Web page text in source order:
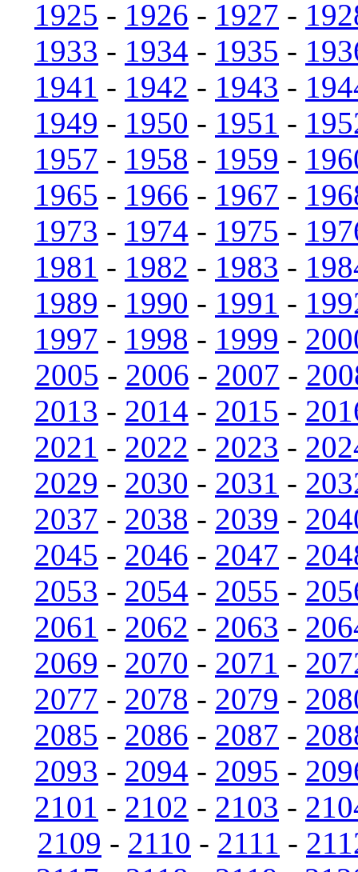
1925 - 1926 - 1927 -
1933 - 1934 - 1935 -
1941 - 1942 - 1943 -
1949 - 1950 - 1951 -
1957 - 1958 - 1959 -
1965 - 1966 - 1967 -
1973 - 1974 - 1975 -
1981 - 1982 - 1983 -
1989 - 1990 - 1991 -
1997 - 1998 - 1999 -
2005 - 2006 - 2007 -
2013 - 2014 - 2015 -
2021 - 2022 - 2023 -
2029 - 2030 - 2031 -
2037 - 2038 - 2039 -
2045 - 2046 - 2047 -
2053 - 2054 - 2055 -
2061 - 2062 - 2063 -
2069 - 2070 - 2071 -
2077 - 2078 - 2079 -
2085 - 2086 - 2087 -
2093 - 2094 - 2095 -
2101 - 2102 - 2103 -
2109 - 2110 - 2111 -